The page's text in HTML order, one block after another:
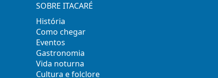
SOBRE ITACARÉ
História
Como chegar
Eventos
Gastronomia
Vida noturna
Cultura e folclore